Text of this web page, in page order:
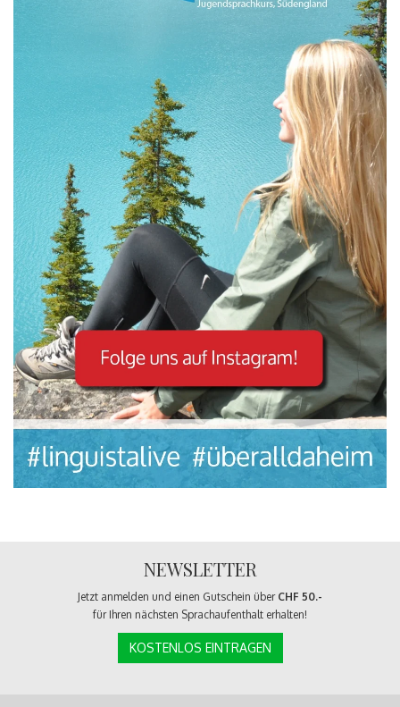
NEWSLETTER
Jetzt anmelden und einen Gutschein über CHF 50.-
für Ihren nächsten Sprachaufenthalt erhalten!
KOSTENLOS EINTRAGEN